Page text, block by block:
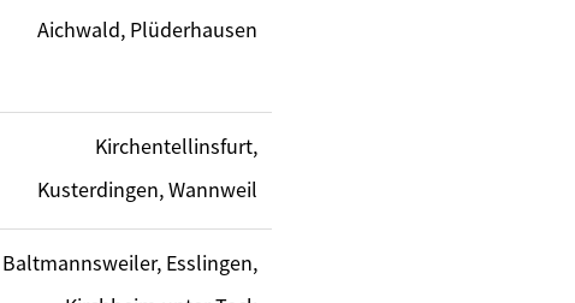
Aichwald, Plüderhausen
Kirchentellinsfurt,
Kusterdingen, Wannweil
Baltmannsweiler, Esslingen,